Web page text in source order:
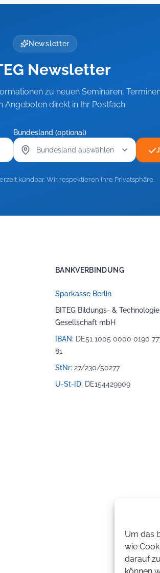
Um das
wie
darauf
Newsletter
Newsletter
zu neuen Seminaren,
Angeboten direkt in Ihr Postfach.
Bundesland (optional)
kündbar. Wir respektieren Ihre Privatsphäre.
BANKVERBINDUNG
Sparkasse Berlin
BITEG Bildungs- &
Gesellschaft mbH
IBAN: DE51 1005 0000 0190
81
StNr: 27/230/50277
U-St-ID: DE154429909